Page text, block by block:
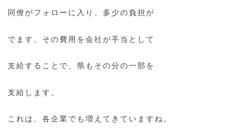
同僚がフォローに入り、多少の負担が
でます。その費用を会社が手当として
支給することで、県もその分の一部を
支給します。
これは、各企業でも増えてきていますね。